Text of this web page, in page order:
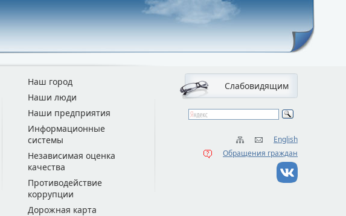
Слабовидящим
English
Обращения граждан
Наш город
Наши люди
Наши предприятия
Информационные
системы
Независимая оценка
качества
Противодействие
коррупции
Дорожная карта